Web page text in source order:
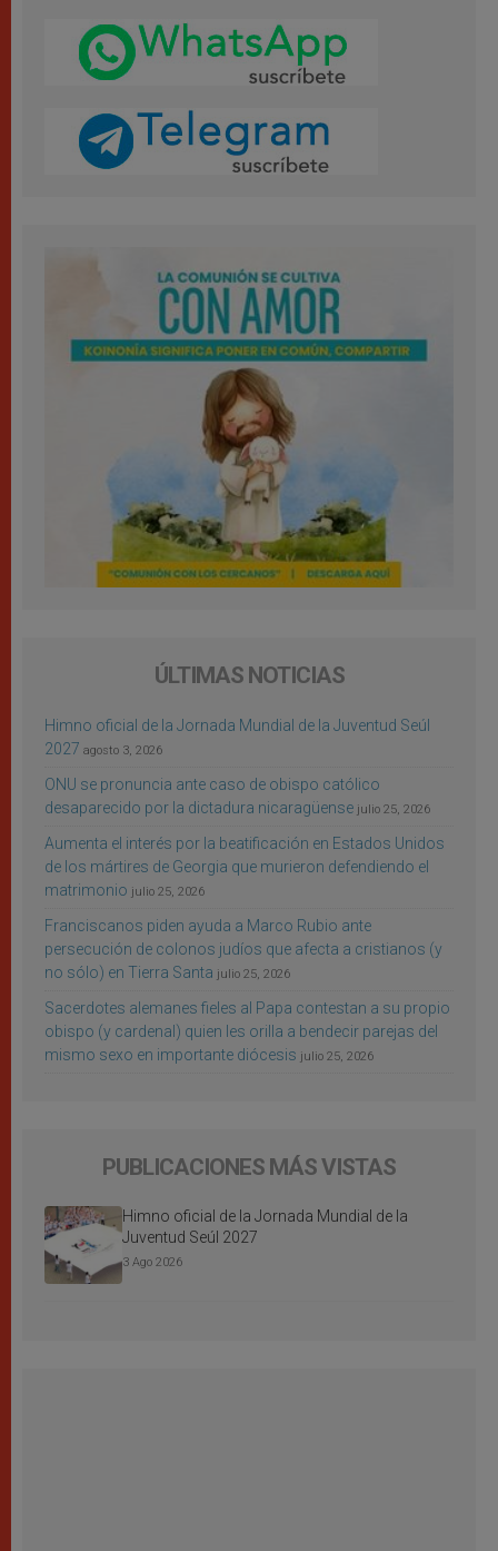
ÚLTIMAS NOTICIAS
Himno oficial de la Jornada Mundial de la Juventud Seúl
2027 agosto 3, 2026
ONU se pronuncia ante caso de obispo católico
desaparecido por la dictadura nicaragüense julio 25, 2026
Aumenta el interés por la beatificación en Estados Unidos
de los mártires de Georgia que murieron defendiendo el
matrimonio julio 25, 2026
Franciscanos piden ayuda a Marco Rubio ante
persecución de colonos judíos que afecta a cristianos (y
no sólo) en Tierra Santa julio 25, 2026
Sacerdotes alemanes fieles al Papa contestan a su propio
obispo (y cardenal) quien les orilla a bendecir parejas del
mismo sexo en importante diócesis julio 25, 2026
PUBLICACIONES MÁS VISTAS
Himno oficial de la Jornada Mundial de la
Juventud Seúl 2027
3 Ago 2026